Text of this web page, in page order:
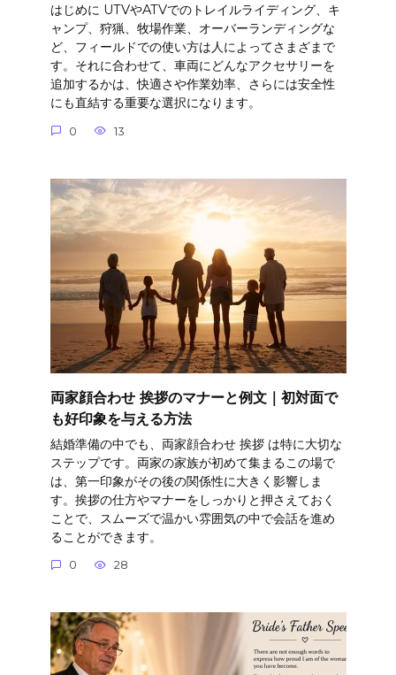
はじめに UTVやATVでのトレイルライディング、キ
ャンプ、狩猟、牧場作業、オーバーランディングな
ど、フィールドでの使い方は人によってさまざまで
す。それに合わせて、車両にどんなアクセサリーを
追加するかは、快適さや作業効率、さらには安全性
にも直結する重要な選択になります。
0 13
両家顔合わせ 挨拶のマナーと例文｜初対面で
も好印象を与える方法
結婚準備の中でも、両家顔合わせ 挨拶 は特に大切な
ステップです。両家の家族が初めて集まるこの場で
は、第一印象がその後の関係性に大きく影響しま
す。挨拶の仕方やマナーをしっかりと押さえておく
ことで、スムーズで温かい雰囲気の中で会話を進め
ることができます。
0 28